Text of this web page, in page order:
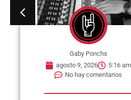
Gaby Ponchs
agosto 9, 2026
5:16 am
No hay comentarios